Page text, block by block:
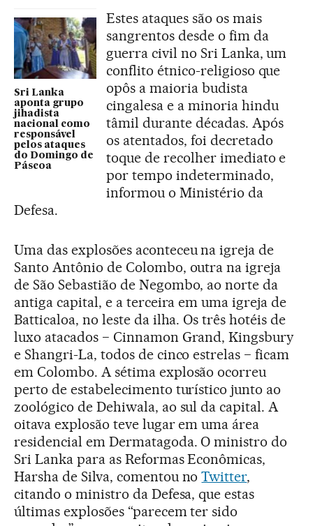
Sri Lanka
aponta grupo
jihadista
nacional como
responsável
pelos ataques
do Domingo de
Páscoa
Estes ataques são os mais
sangrentos desde o fim da
guerra civil no Sri Lanka, um
conflito étnico-religioso que
opôs a maioria budista
cingalesa e a minoria hindu
tâmil durante décadas. Após
os atentados, foi decretado
toque de recolher imediato e
por tempo indeterminado,
informou o Ministério da
Defesa.
Uma das explosões aconteceu na igreja de
Santo Antônio de Colombo, outra na igreja
de São Sebastião de Negombo, ao norte da
antiga capital, e a terceira em uma igreja de
Batticaloa, no leste da ilha. Os três hotéis de
luxo atacados − Cinnamon Grand, Kingsbury
e Shangri-La, todos de cinco estrelas − ficam
em Colombo. A sétima explosão ocorreu
perto de estabelecimento turístico junto ao
zoológico de Dehiwala, ao sul da capital. A
oitava explosão teve lugar em uma área
residencial em Dermatagoda. O ministro do
Sri Lanka para as Reformas Econômicas,
Harsha de Silva, comentou noTwitter,
citando o ministro da Defesa, que estas
últimas explosões “parecem ter sido